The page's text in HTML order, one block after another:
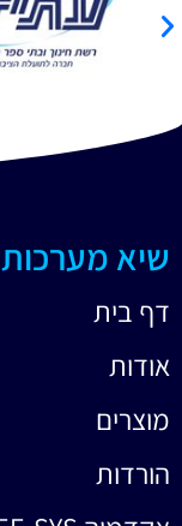
שיא מערכות
דף בית
אודות
מוצרים
הורדות